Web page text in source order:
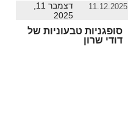
11.12.2025
דצמבר 11,
2025
סופגניות טבעוניות של
דודי שרון